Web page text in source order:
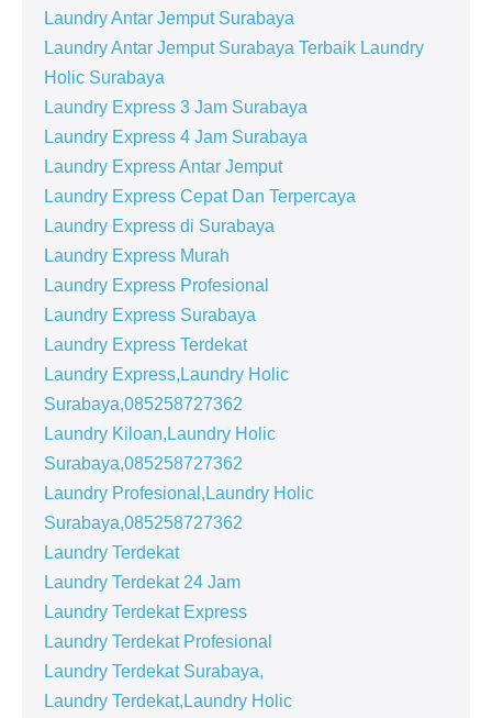
Laundry Antar Jemput Surabaya
Laundry Antar Jemput Surabaya Terbaik Laundry
Holic Surabaya
Laundry Express 3 Jam Surabaya
Laundry Express 4 Jam Surabaya
Laundry Express Antar Jemput
Laundry Express Cepat Dan Terpercaya
Laundry Express di Surabaya
Laundry Express Murah
Laundry Express Profesional
Laundry Express Surabaya
Laundry Express Terdekat
Laundry Express,Laundry Holic
Surabaya,085258727362
Laundry Kiloan,Laundry Holic
Surabaya,085258727362
Laundry Profesional,Laundry Holic
Surabaya,085258727362
Laundry Terdekat
Laundry Terdekat 24 Jam
Laundry Terdekat Express
Laundry Terdekat Profesional
Laundry Terdekat Surabaya,
Laundry Terdekat,Laundry Holic